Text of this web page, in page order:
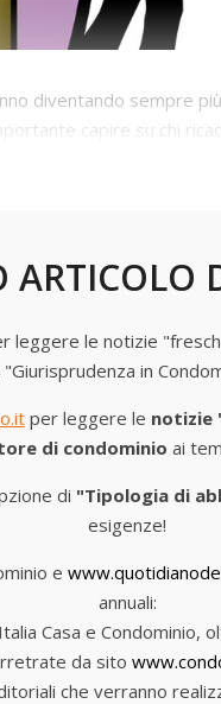
diventando sempre
capire su chi
ARTICOLO
leggere le notizie
in
per leggere le notizie
di condominio ai
di "Tipologia di
esigenze!
e
annuali:
Casa e Condominio,
da sito
che verranno